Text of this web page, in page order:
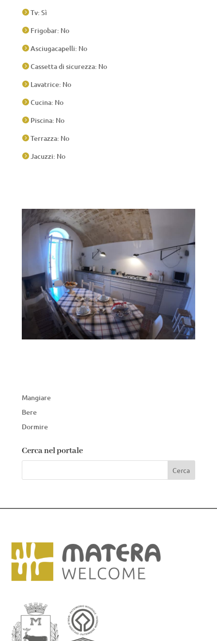
Tv: Sì
Frigobar: No
Asciugacapelli: No
Cassetta di sicurezza: No
Lavatrice: No
Cucina: No
Piscina: No
Terrazza: No
Jacuzzi: No
Mangiare
Bere
Dormire
Cerca nel portale